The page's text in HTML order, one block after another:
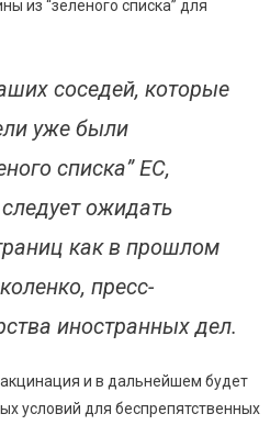
из “зеленого списка” для
соседей, которые
уже были
списка” ЕС,
ожидать
как в прошлом
пресс-
иностранных дел.
и в дальнейшем будет
условий для беспрепятственных